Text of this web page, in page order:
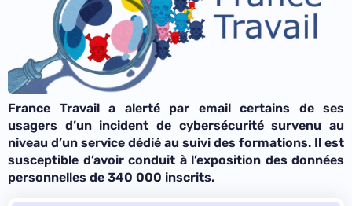
France Travail a alerté par email certains de ses
usagers d’un incident de cybersécurité survenu au
niveau d’un service dédié au suivi des formations. Il est
susceptible d’avoir conduit à l’exposition des données
personnelles de 340 000 inscrits.